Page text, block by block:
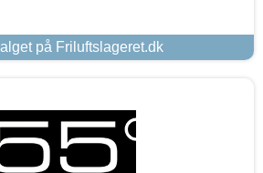
på Friluftslageret.dk